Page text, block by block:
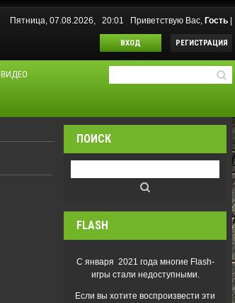
Пятница, 07.08.2026, 20:01 Приветствую Вас, Гость
ВХОД РЕГИСТРАЦИЯ
ВИДЕО
ПОИСК
FLASH
С января 2021 года многие Flash-
игры стали недоступными.
Если вы хотите воспроизвести эти